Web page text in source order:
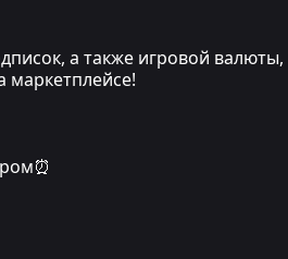
а также игровой
маркетплейсе!